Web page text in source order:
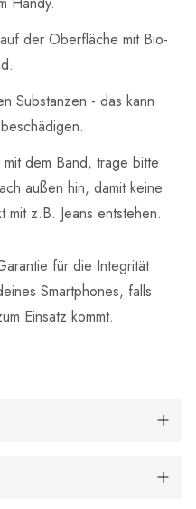
der Oberfläche mit Bio-
Substanzen - das kann
dem Band, trage bitte
außen hin, damit keine
mit z.B. Jeans entstehen.
für die Integrität
Smartphones, falls
Einsatz kommt.